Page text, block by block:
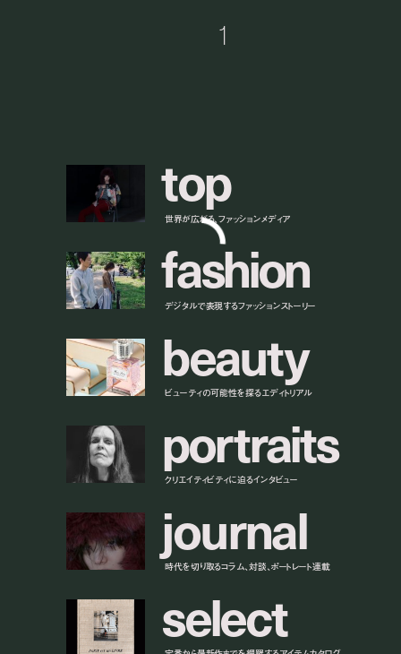
1
top
世界が広がる、ファッションメディア
fashion
デジタルで表現するファッションストーリー
beauty
ビューティの可能性を探るエディトリアル
portraits
クリエイティビティに迫るインタビュー
journal
時代を切り取るコラム、対談、ポートレート連載
select